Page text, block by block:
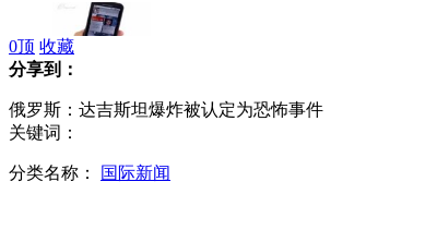
0顶 收藏
分享到：
俄罗斯：达吉斯坦爆炸被认定为恐怖事件
关键词：
分类名称： 国际新闻